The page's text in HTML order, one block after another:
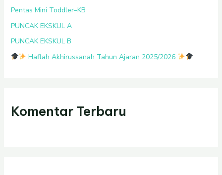
Pentas Mini Toddler–KB
PUNCAK EKSKUL A
PUNCAK EKSKUL B
Haflah Akhirussanah Tahun Ajaran 2025/2026
Komentar Terbaru